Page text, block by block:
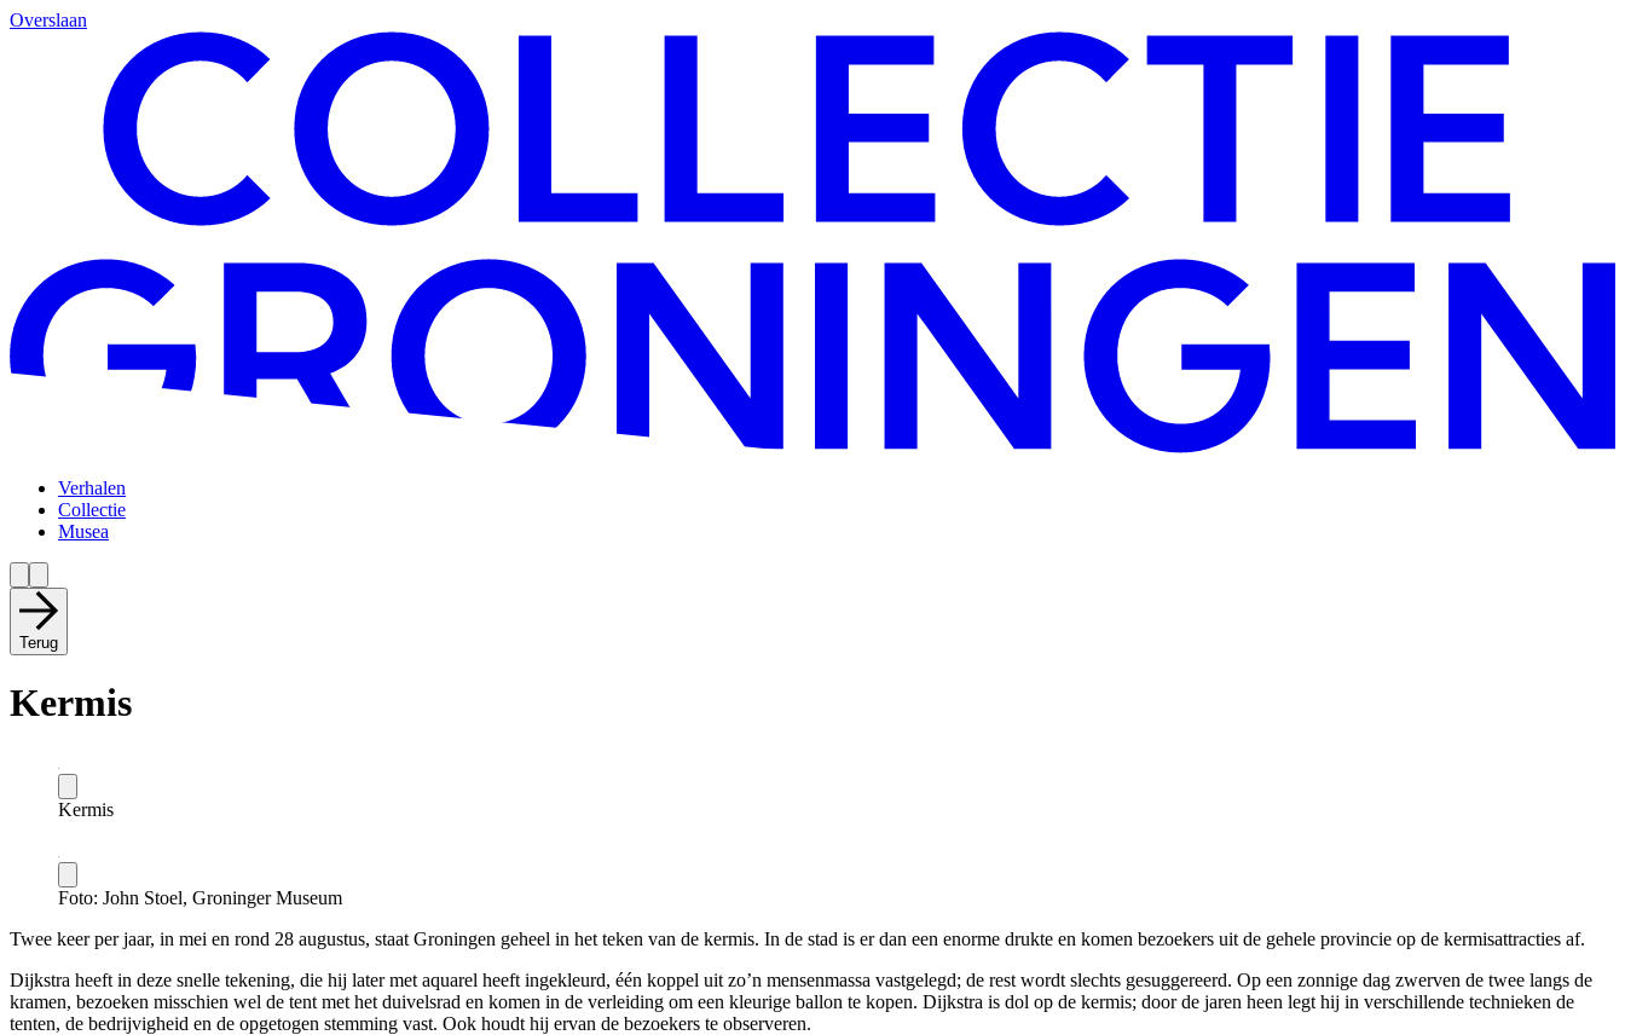
Overslaan
Verhalen
Collectie
Musea
Terug
Kermis
Kermis
Foto: John Stoel, Groninger Museum
Twee keer per jaar, in mei en rond 28 augustus, staat Groningen geheel in het teken van de kermis. In de stad is er dan een enorme drukte en komen bezoekers uit de gehele provincie op de kermisattracties af.
Dijkstra heeft in deze snelle tekening, die hij later met aquarel heeft ingekleurd, één koppel uit zo’n mensenmassa vastgelegd; de rest wordt slechts gesuggereerd. Op een zonnige dag zwerven de twee langs de
kramen, bezoeken misschien wel de tent met het duivelsrad en komen in de verleiding om een kleurige ballon te kopen. Dijkstra is dol op de kermis; door de jaren heen legt hij in verschillende technieken de
tenten, de bedrijvigheid en de opgetogen stemming vast. Ook houdt hij ervan de bezoekers te observeren.